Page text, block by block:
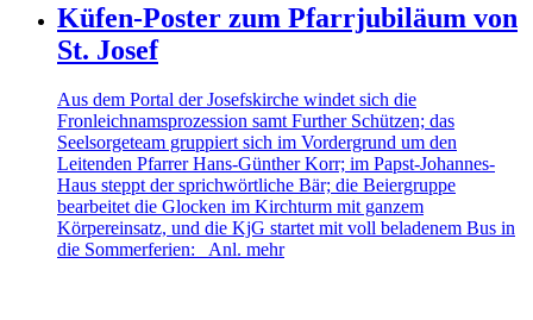
Küfen-Poster zum Pfarrjubiläum von
St. Josef
Aus dem Portal der Josefskirche windet sich die
Fronleichnamsprozession samt Further Schützen; das
Seelsorgeteam gruppiert sich im Vordergrund um den
Leitenden Pfarrer Hans-Günther Korr; im Papst-Johannes-
Haus steppt der sprichwörtliche Bär; die Beiergruppe
bearbeitet die Glocken im Kirchturm mit ganzem
Körpereinsatz, und die KjG startet mit voll beladenem Bus in
die Sommerferien: Anl. mehr